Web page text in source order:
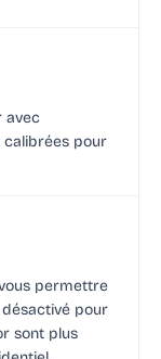
avec
calibrées pour
permettre
désactivé pour
sont plus